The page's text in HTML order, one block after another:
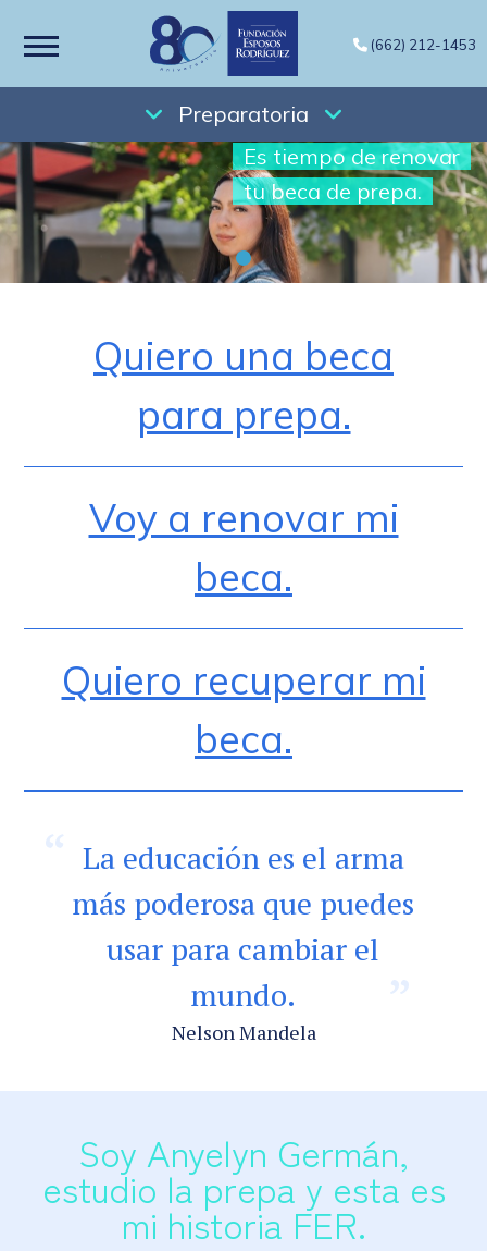
(662) 212-1453
Preparatoria
Es tiempo de renovar
tu beca de prepa.
Quiero una beca
para prepa.
Voy a renovar mi
beca.
Quiero recuperar mi
beca.
La educación es el arma
más poderosa que puedes
usar para cambiar el
mundo.
Nelson Mandela
Soy Anyelyn Germán,
estudio la prepa y esta es
mi historia FER.